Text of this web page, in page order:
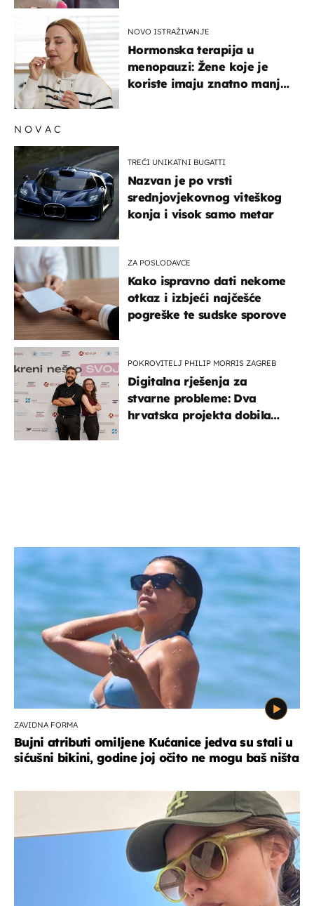
NOVO ISTRAŽIVANJE
Hormonska terapija u
menopauzi: Žene koje je
koriste imaju znatno manji
NOVAC
TREĆI UNIKATNI BUGATTI
Nazvan je po vrsti
srednjovjekovnog viteškog
konja i visok samo metar
ZA POSLODAVCE
Kako ispravno dati nekome
otkaz i izbjeći najčešće
pogreške te sudske sporove
POKROVITELJ PHILIP MORRIS ZAGREB
Digitalna rješenja za
stvarne probleme: Dva
hrvatska projekta dobila
ZAVIDNA FORMA
Bujni atributi omiljene Kućanice jedva su stali u
sićušni bikini, godine joj očito ne mogu baš ništa